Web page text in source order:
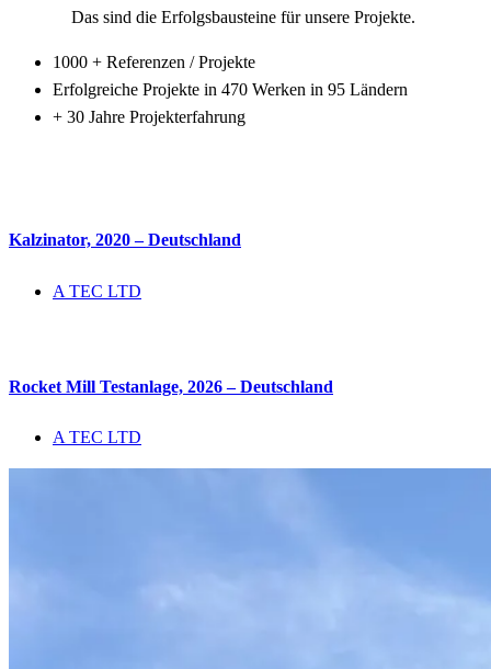
Das sind die Erfolgsbausteine für unsere Projekte.
1000 + Referenzen / Projekte
Erfolgreiche Projekte in 470 Werken in 95 Ländern
+ 30 Jahre Projekterfahrung
Kalzinator, 2020 – Deutschland
A TEC LTD
Rocket Mill Testanlage, 2026 – Deutschland
A TEC LTD